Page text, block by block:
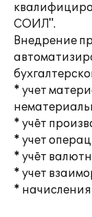
СОИЛ".
Внедрение
* учет
* учёт
* учет
* учёт
* учет
*